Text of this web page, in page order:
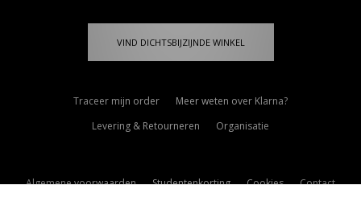
VIND DICHTSBIJZIJNDE WINKEL
Traceer mijn order
Meer weten over Klarna?
Levering & Retourneren
Organisatie
Algemene voorwaarden Studentenkorting Cookies Contact